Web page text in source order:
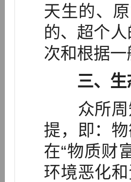
天生的、
的、超个人
次和根据一
三、
众所周知
提，即：
在“物质财
环境恶化